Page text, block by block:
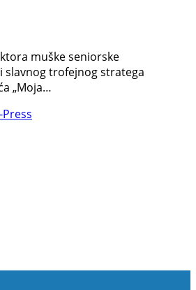
muške seniorske
slavnog trofejnog stratega
„Moja…
Press